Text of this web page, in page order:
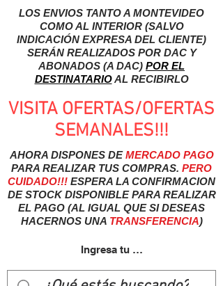
LOS ENVIOS TANTO A MONTEVIDEO
COMO AL INTERIOR (SALVO
INDICACIÓN EXPRESA DEL CLIENTE)
SERÁN REALIZADOS POR DAC Y
ABONADOS (A DAC) POR EL
DESTINATARIOAL RECIBIRLO
VISITA OFERTAS/OFERTAS
SEMANALES!!!
AHORA DISPONES DEMERCADO PAGO
PARA REALIZAR TUS COMPRAS. PERO
CUIDADO!!! ESPERA LA CONFIRMACION
DE STOCK DISPONIBLE PARA REALIZAR
EL PAGO (AL IGUAL QUE SI DESEAS
HACERNOS UNA TRANSFERENCIA)
Ingresa tu usuairo